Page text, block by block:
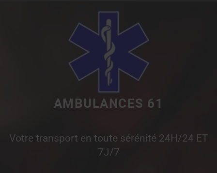
AMBULANCES 61
Votre transport en toute sérénité 24H/24 ET
7J/7